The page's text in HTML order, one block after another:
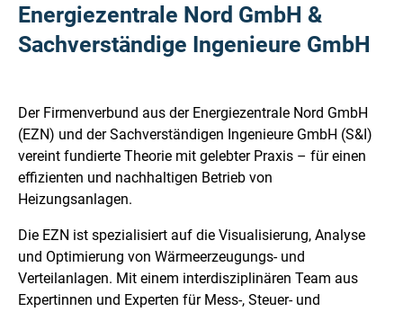
Energiezentrale Nord GmbH &
Sachverständige Ingenieure GmbH
Der Firmenverbund aus der Energiezentrale Nord GmbH
(EZN) und der Sachverständigen Ingenieure GmbH (S&I)
vereint fundierte Theorie mit gelebter Praxis – für einen
effizienten und nachhaltigen Betrieb von
Heizungsanlagen.
Die EZN ist spezialisiert auf die Visualisierung, Analyse
und Optimierung von Wärmeerzeugungs- und
Verteilanlagen. Mit einem interdisziplinären Team aus
Expertinnen und Experten für Mess-, Steuer- und